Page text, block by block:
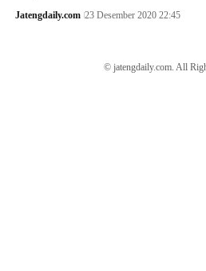
Jatengdaily.com 23 Desember 2020 22:45
© jatengdaily.com. All